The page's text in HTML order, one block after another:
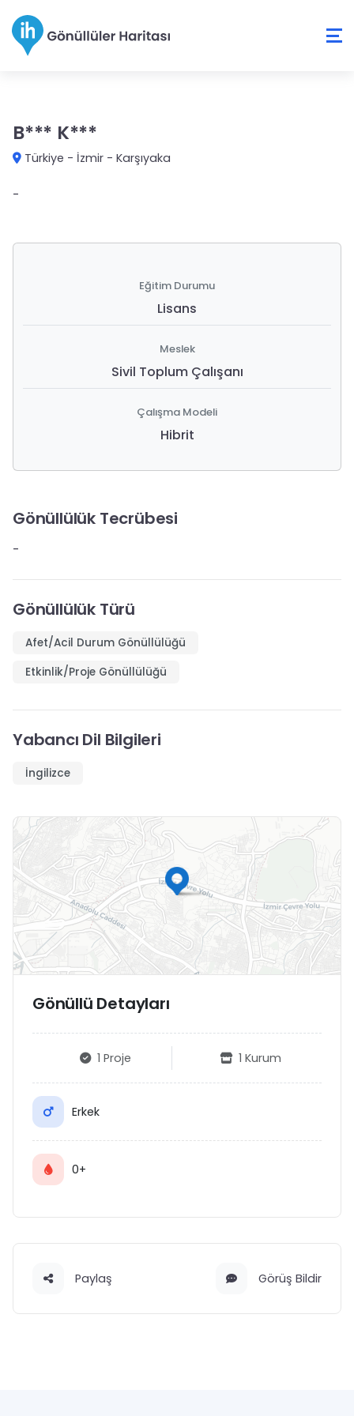
B*** K***
Türkiye - İzmir - Karşıyaka
-
Eğitim Durumu
Lisans
Meslek
Sivil Toplum Çalışanı
Çalışma Modeli
Hibrit
Gönüllülük Tecrübesi
-
Gönüllülük Türü
Afet/Acil Durum Gönüllülüğü
Etkinlik/Proje Gönüllülüğü
Yabancı Dil Bilgileri
İngilizce
Gönüllü Detayları
1 Proje 1 Kurum
Erkek
0+
Paylaş Görüş Bildir